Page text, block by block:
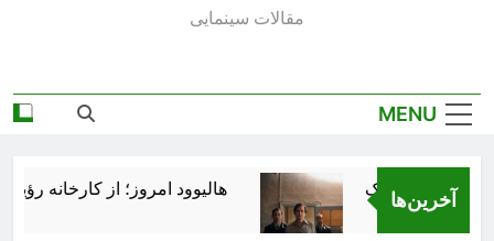
مقالات سينمايى
MENU
آخرین‌ها هالیوود امروز؛ از کارخانه